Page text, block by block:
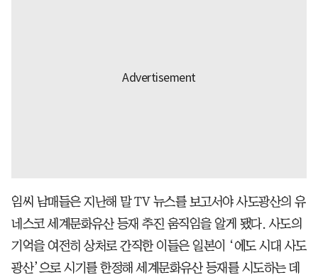
임씨 남매들은 지난해 말 TV 뉴스를 보고서야 사도광산의 유
네스코 세계문화유산 등재 추진 움직임을 알게 됐다. 사도의
기억을 여전히 상처로 간직한 이들은 일본이 ‘에도 시대 사도
광산’으로 시기를 한정해 세계문화유산 등재를 시도하는 데